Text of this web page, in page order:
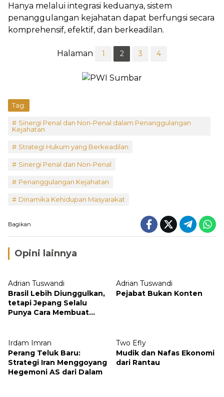
Hanya melalui integrasi keduanya, sistem
penanggulangan kejahatan dapat berfungsi secara
komprehensif, efektif, dan berkeadilan.
Halaman 1 2 3 4
Tag:
Sinergi Penal dan Non-Penal dalam Penanggulangan
Kejahatan
Strategi Hukum yang Berkeadilan
Sinergi Penal dan Non-Penal
Penanggulangan Kejahatan
Dinamika Kehidupan Masyarakat
Bagikan
Opini lainnya
Adrian Tuswandi
Brasil Lebih Diunggulkan,
tetapi Jepang Selalu
Punya Cara Membuat
Adrian Tuswandi
Pejabat Bukan Konten
Irdam Imran
Perang Teluk Baru:
Strategi Iran Menggoyang
Hegemoni AS dari Dalam
Two Efly
Mudik dan Nafas Ekonomi
dari Rantau